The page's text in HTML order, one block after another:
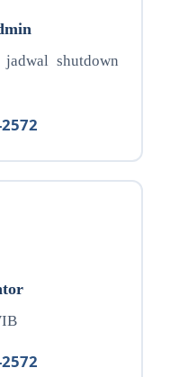
shutdown